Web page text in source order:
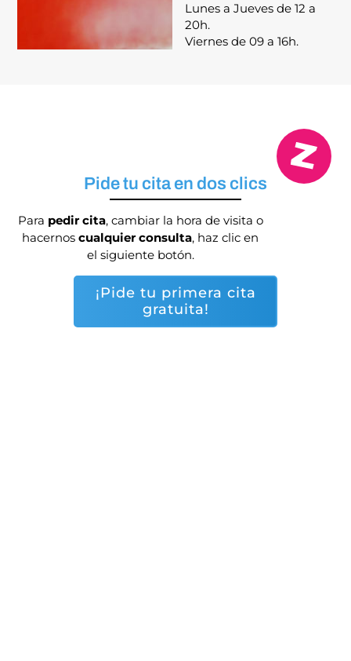
Lunes a Jueves de 12 a
20h.
Viernes de 09 a 16h.
Pide tu cita en dos clics
Para pedir cita, cambiar la hora de visita o
hacernos cualquier consulta, haz clic en
el siguiente botón.
¡Pide tu primera cita
gratuita!